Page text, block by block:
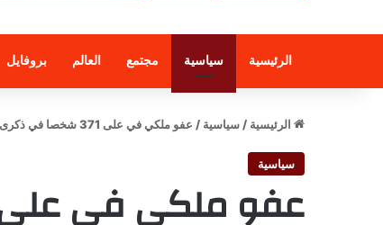
الرئيسية سياسية مجتمع العالم بروفايل
الرئيسية / سياسية / عفو ملكي في على 371 شخصا في ذكرى ثورة الملك والشعب
سياسية